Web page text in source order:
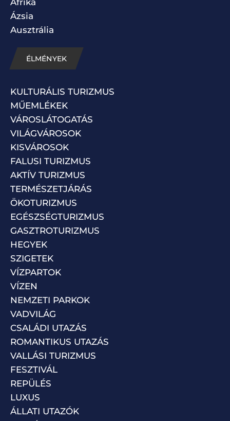
Ázsia
Ausztrália
ÉLMÉNYEK
KULTURÁLIS TURIZMUS
MŰEMLÉKEK
VÁROSLÁTOGATÁS
VILÁGVÁROSOK
KISVÁROSOK
FALUSI TURIZMUS
AKTÍV TURIZMUS
TERMÉSZETJÁRÁS
ÖKOTURIZMUS
EGÉSZSÉGTURIZMUS
GASZTROTURIZMUS
HEGYEK
SZIGETEK
VÍZPARTOK
VÍZEN
NEMZETI PARKOK
VADVILÁG
CSALÁDI UTAZÁS
ROMANTIKUS UTAZÁS
VALLÁSI TURIZMUS
FESZTIVÁL
REPÜLÉS
LUXUS
ÁLLATI UTAZÓK